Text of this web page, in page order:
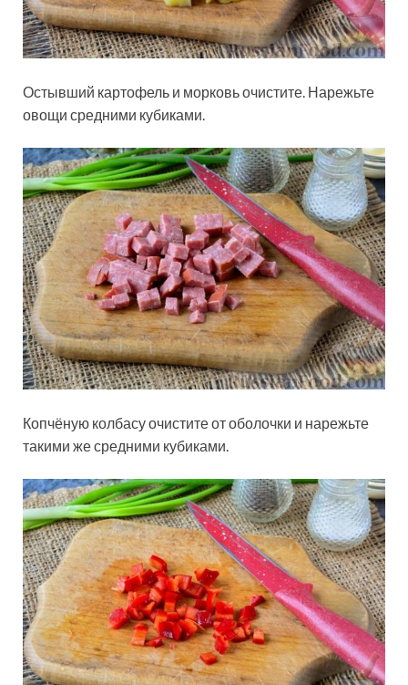
Остывший картофель и морковь очистите. Нарежьте
овощи средними кубиками.
Копчёную колбасу очистите от оболочки и нарежьте
такими же средними кубиками.